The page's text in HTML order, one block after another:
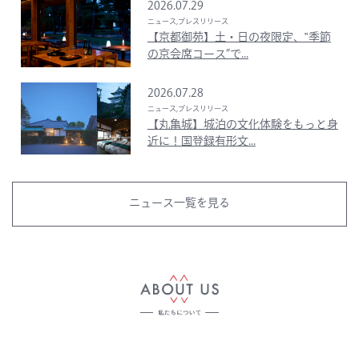
2026.07.29
ニュース,プレスリリース
【京都御苑】土・日の夜限定、‟季節
の京会席コース”で...
2026.07.28
ニュース,プレスリリース
【丸亀城】城泊の文化体験をもっと身
近に！国登録有形文...
ニュース一覧を見る